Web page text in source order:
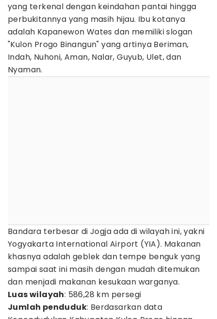
yang terkenal dengan keindahan pantai hingga
perbukitannya yang masih hijau. Ibu kotanya
adalah Kapanewon Wates dan memiliki slogan
"Kulon Progo Binangun" yang artinya Beriman,
Indah, Nuhoni, Aman, Nalar, Guyub, Ulet, dan
Nyaman.
Bandara terbesar di Jogja ada di wilayah ini, yakni
Yogyakarta International Airport (YIA). Makanan
khasnya adalah geblek dan tempe benguk yang
sampai saat ini masih dengan mudah ditemukan
dan menjadi makanan kesukaan warganya.
Luas wilayah: 586,28 km persegi
Jumlah penduduk: Berdasarkan data